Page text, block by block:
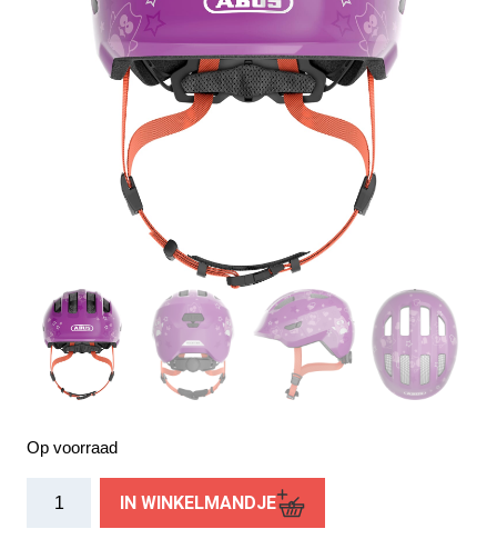
Op voorraad
IN WINKELMANDJE